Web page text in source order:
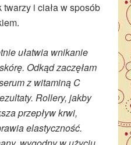
i ciała w sposób
ułatwia wnikanie
Odkąd zaczęłam
z witaminą C
Rollery, jakby
przepływ krwi,
elastyczność.